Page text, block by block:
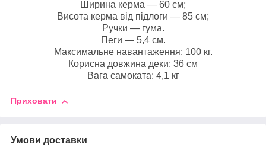
Ширина керма — 60 см;
Висота керма від підлоги — 85 см;
Ручки — гума.
Пеги — 5,4 см.
Максимальне навантаження: 100 кг.
Корисна довжина деки: 36 см
Вага самоката: 4,1 кг
Приховати
Умови доставки